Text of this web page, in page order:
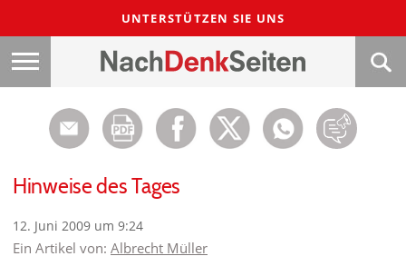
UNTERSTÜTZEN SIE UNS
Hinweise des Tages
12. Juni 2009 um 9:24
Ein Artikel von: Albrecht Müller